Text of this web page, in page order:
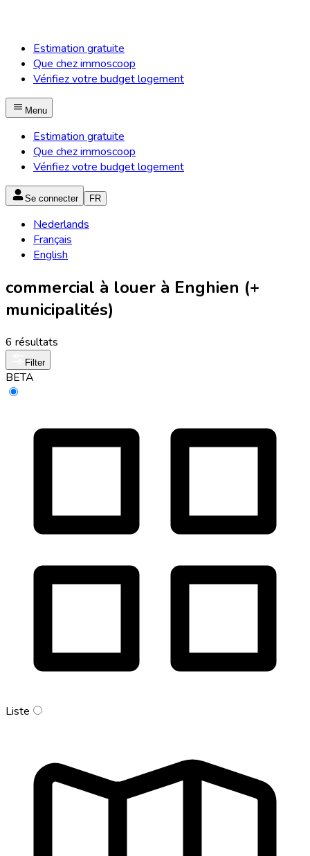
Estimation gratuite
Que chez immoscoop
Vérifiez votre budget logement
Menu
Estimation gratuite
Que chez immoscoop
Vérifiez votre budget logement
Se connecter FR
Nederlands
Français
English
commercial à louer à Enghien (+
municipalités)
6 résultats
Filter
BETA
Liste